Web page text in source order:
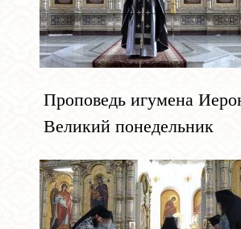
Проповедь игумена
Великий понедельник